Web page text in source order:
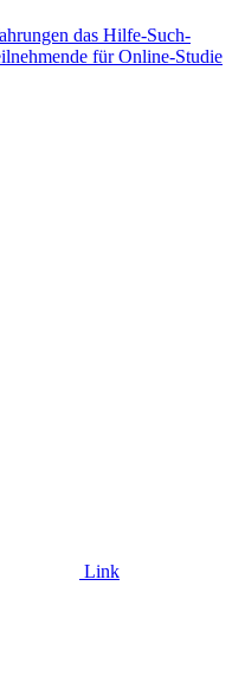
das Hilfe-Such-
für Online-Studie
Link